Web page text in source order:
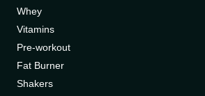
Whey
Vitamins
Pre-workout
Fat Burner
Shakers